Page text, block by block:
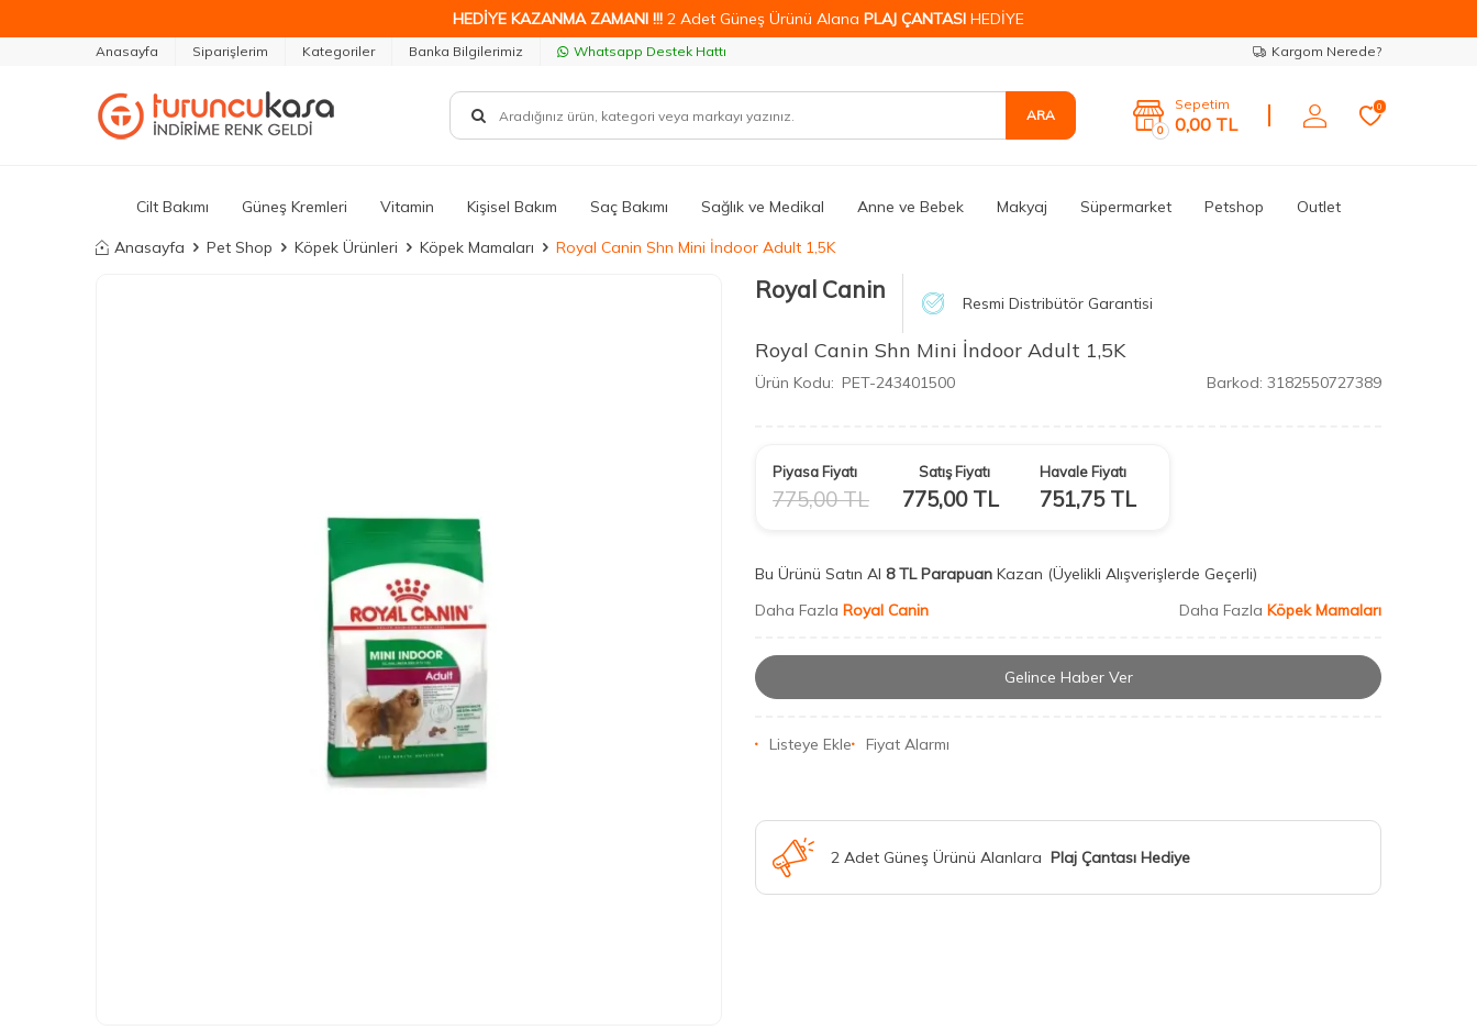
HEDİYE KAZANMA ZAMANI !!! 2 Adet Güneş Ürünü Alana PLAJ ÇANTASI HEDİYE
Anasayfa Siparişlerim Kategoriler Banka Bilgilerimiz Whatsapp Destek Hattı Kargom Nerede?
ARA
0
Sepetim
0,00 TL
0
Cilt Bakımı Güneş Kremleri Vitamin Kişisel Bakım Saç Bakımı Sağlık ve Medikal Anne ve Bebek Makyaj Süpermarket Petshop Outlet
Anasayfa Pet Shop Köpek Ürünleri Köpek Mamaları Royal Canin Shn Mini İndoor Adult 1,5K
Royal Canin Resmi Distribütör Garantisi
Royal Canin Shn Mini İndoor Adult 1,5K
Ürün Kodu: PET-243401500 Barkod: 3182550727389
Piyasa Fiyatı
775,00TL
Satış Fiyatı
775,00TL
Havale Fiyatı
751,75TL
Bu Ürünü Satın Al 8 TL Parapuan Kazan (Üyelikli Alışverişlerde Geçerli)
Daha Fazla Royal Canin Daha Fazla Köpek Mamaları
Gelince Haber Ver
Listeye Ekle Fiyat Alarmı
2 Adet Güneş Ürünü Alanlara Plaj Çantası Hediye